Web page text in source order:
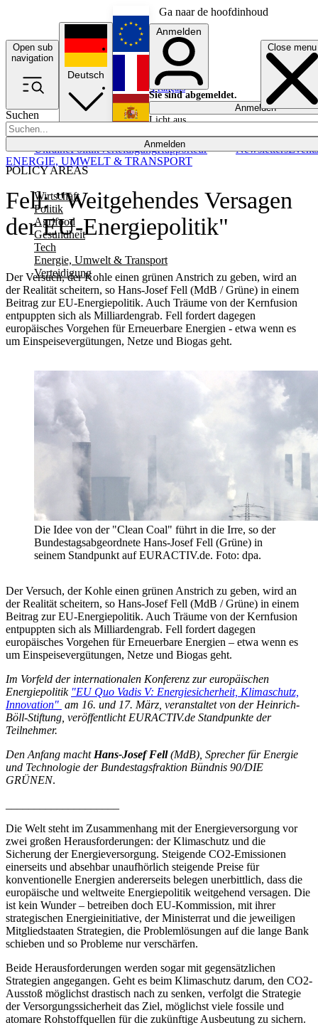
Ga naar de hoofdinhoud
Open sub
navigation
Close menu
Suchen
Anmelden
POLICY AREAS
Wirtschaft
Politik
Agrifood
Gesundheit
Tech
Energie, Umwelt & Transport
Verteidigung
UkrainePolitikVerteidigungRapporteur NewslettersEvents
Deutsch
English
Français
Anmelden
Sie sind abgemeldet.
Anmelden
Licht aus
Fell: "Weitgehendes Versagen
der EU-Energiepolitik"
Der Versuch, der Kohle einen grünen Anstrich zu geben, wird an
der Realität scheitern, so Hans-Josef Fell (MdB / Grüne) in einem
Beitrag zur EU-Energiepolitik. Auch Träume von der Kernfusion
entpuppten sich als Milliardengrab. Fell fordert dagegen
europäisches Vorgehen für Erneuerbare Energien - etwa wenn es
um Einspeisevergütungen, Netze und Biogas geht.
ENERGIE, UMWELT & TRANSPORT
Die Idee von der "Clean Coal" führt in die Irre, so der
Bundestagsabgeordnete Hans-Josef Fell (Grüne) in
seinem Standpunkt auf EURACTIV.de. Foto: dpa.
Der Versuch, der Kohle einen grünen Anstrich zu geben, wird an
der Realität scheitern, so Hans-Josef Fell (MdB / Grüne) in einem
Beitrag zur EU-Energiepolitik. Auch Träume von der Kernfusion
entpuppten sich als Milliardengrab. Fell fordert dagegen
europäisches Vorgehen für Erneuerbare Energien – etwa wenn es
um Einspeisevergütungen, Netze und Biogas geht.
Im Vorfeld der internationalen Konferenz zur europäischen
Energiepolitik "EU Quo Vadis V: Energiesicherheit, Klimaschutz,
Innovation" am 16. und 17. März, veranstaltet von der Heinrich-
Böll-Stiftung, veröffentlicht EURACTIV.de Standpunkte der
Teilnehmer.
Den Anfang macht Hans-Josef Fell(MdB), Sprecher für Energie
und Technologie der Bundestagsfraktion Bündnis 90/DIE
GRÜNEN.
Die Welt steht im Zusammenhang mit der Energieversorgung vor
zwei großen Herausforderungen: der Klimaschutz und die
Sicherung der Energieversorgung. Steigende CO2-Emissionen
einerseits und absehbar unaufhörlich steigende Preise für
konventionelle Energien andererseits belegen unerbittlich, dass die
europäische und weltweite Energiepolitik weitgehend versagen. Die
ist kein Wunder – betreiben doch EU-Kommission, mit ihrer
strategischen Energieinitiative, der Ministerrat und die jeweiligen
Mitgliedstaaten Strategien, die Problemlösungen auf die lange Bank
schieben und so Probleme nur verschärfen.
Beide Herausforderungen werden sogar mit gegensätzlichen
Strategien angegangen. Geht es beim Klimaschutz darum, den CO2-
Ausstoß möglichst drastisch nach zu senken, verfolgt die Strategie
der Versorgungssicherheit das Ziel, möglichst viele fossile und
atomare Rohstoffquellen für die zukünftige Ausbeutung zu sichern.